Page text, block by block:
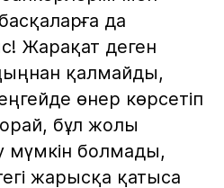
да
Жарақат деген
қалмайды,
өнер көрсетіп
бұл жолы
мүмкін болмады,
жарысқа қатыса